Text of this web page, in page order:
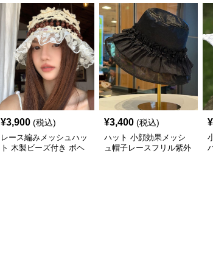
¥3,900 (税込)
レース編みメッシュハッ
ト 木製ビーズ付き ボヘ
¥3,400 (税込)
ハット 小顔効果メッシ
ュ帽子レースフリル紫外
¥